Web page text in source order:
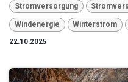
Stromversorgung
Windenergie Winterstrom
22.10.2025